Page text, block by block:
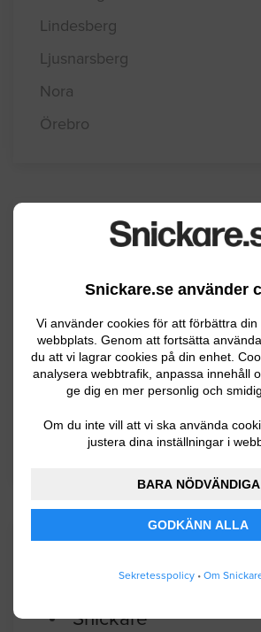
Snickare.se använder
Vi använder cookies för att förbättra
webbplats. Genom att fortsätta
du att vi lagrar cookies på din enhet.
analysera webbtrafik, anpassa innehåll
ge dig en mer personlig och
Om du inte vill att vi ska använda
justera dina inställningar i
BARA NÖDVÄNDIGA
GODKÄNN ALLA
Sekretesspolicy • Om
Lindesberg
Ljusnarsberg
Nora
Örebro
Kommuninformation
Kumla kommun rymmer
Kumla, även flera mindre
totalt ca 20100 invånare.
domineras av flera företag inom
tillverkningsindustrin.
Senaste
Snickare